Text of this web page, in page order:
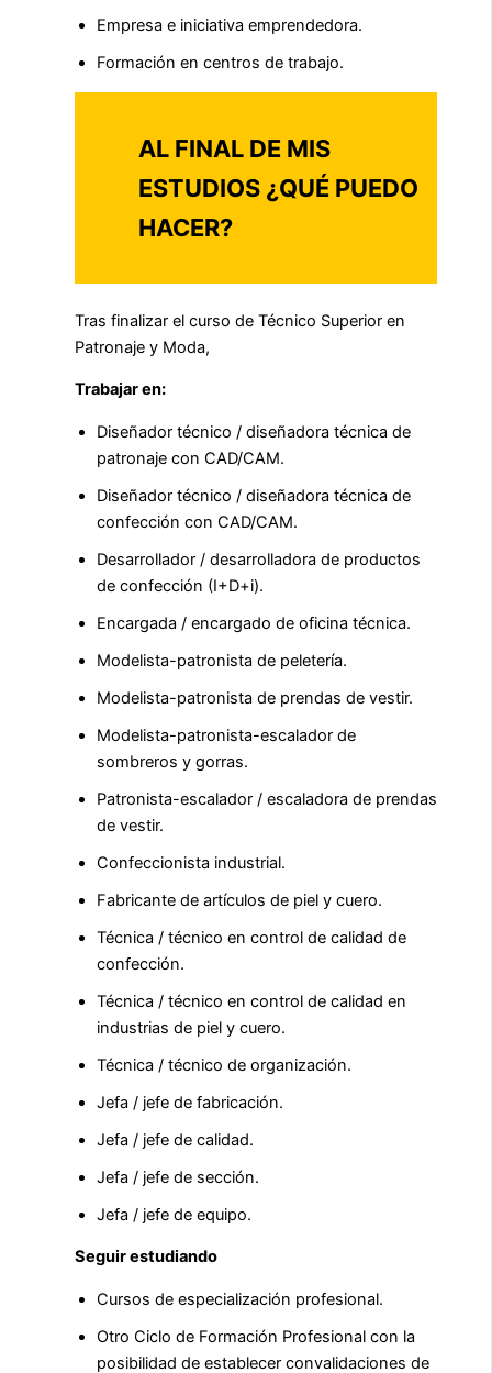
Empresa e iniciativa emprendedora.
Formación en centros de trabajo.
AL FINAL DE MIS
ESTUDIOS ¿QUÉ PUEDO
HACER?
Tras finalizar el curso de Técnico Superior en
Patronaje y Moda,
Trabajar en:
Diseñador técnico / diseñadora técnica de
patronaje con CAD/CAM.
Diseñador técnico / diseñadora técnica de
confección con CAD/CAM.
Desarrollador / desarrolladora de productos
de confección (I+D+i).
Encargada / encargado de oficina técnica.
Modelista-patronista de peletería.
Modelista-patronista de prendas de vestir.
Modelista-patronista-escalador de
sombreros y gorras.
Patronista-escalador / escaladora de prendas
de vestir.
Confeccionista industrial.
Fabricante de artículos de piel y cuero.
Técnica / técnico en control de calidad de
confección.
Técnica / técnico en control de calidad en
industrias de piel y cuero.
Técnica / técnico de organización.
Jefa / jefe de fabricación.
Jefa / jefe de calidad.
Jefa / jefe de sección.
Jefa / jefe de equipo.
Seguir estudiando
Cursos de especialización profesional.
Otro Ciclo de Formación Profesional con la
posibilidad de establecer convalidaciones de